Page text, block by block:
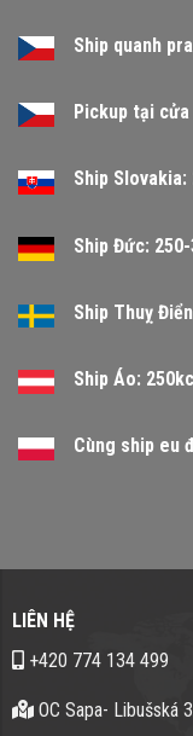
Ship quanh
Pickup tại
Ship Slovakia:
Ship Đức:
Ship Thuỵ
Ship Áo:
Cùng ship eu
LIÊN HỆ
+420 774 134 499
OC Sapa- Libušská